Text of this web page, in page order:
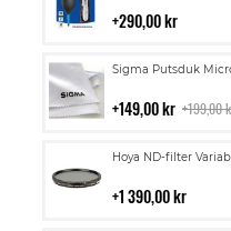
290,00 kr
i
Sigma Putsduk
149,00 kr 199,00
Lägg
i
Hoya ND-filter
1 390,00 kr
Lägg
i